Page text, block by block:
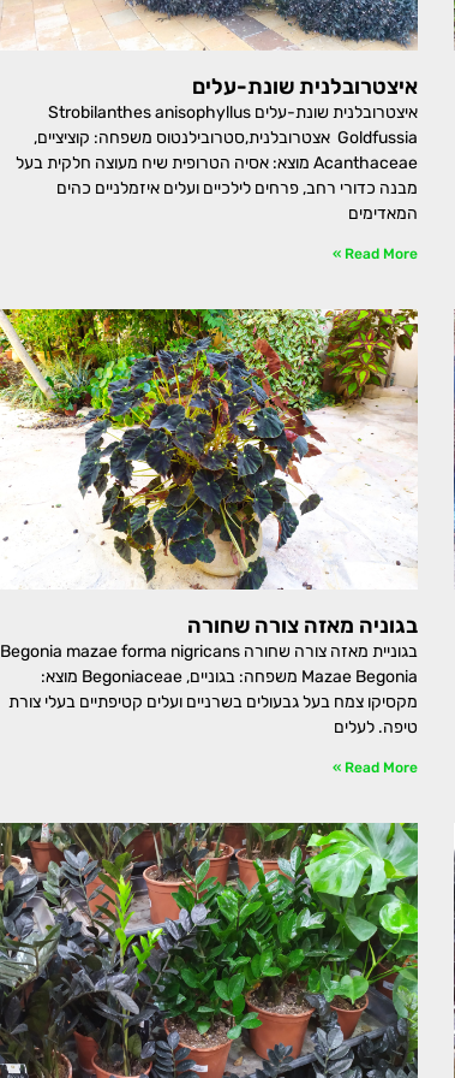
איצטרובלנית שונת-עלים
איצטרובלנית שונת-עלים Strobilanthes anisophyllus
Goldfussia אצטרובלנית,סטרובילנטוס משפחה: קוציציים,
Acanthaceae מוצא: אסיה הטרופית שיח מעוצה חלקית בעל
מבנה כדורי רחב, פרחים לילכיים ועלים איזמלניים כהים
המאדימים
Read More »
בגוניה מאזה צורה שחורה
בגוניית מאזה צורה שחורה Begonia mazae forma nigricans
Mazae Begonia משפחה: בגוניים, Begoniaceae מוצא:
מקסיקו צמח בעל גבעולים בשרניים ועלים קטיפתיים בעלי צורת
טיפה. לעלים
Read More »